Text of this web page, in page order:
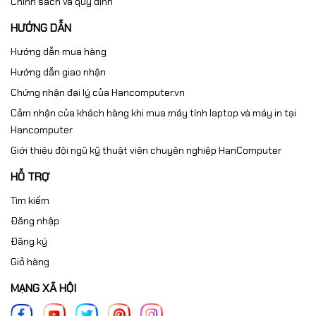
Dựng video chuyên nghiệp
Thiết kế gaming cao cấp
chuẩn ROG Strix
Asus ROG Strix X870-F GAMING WIFI sở hữu:
HƯỚNG DẪN
Hướng dẫn mua hàng
Hướng dẫn giao nhận
Chứng nhận đại lý của Hancomputer.vn
Cảm nhận của khách hàng khi mua máy tính laptop và máy in tại
Hancomputer
Giới thiệu đội ngũ kỹ thuật viên chuyên nghiệp HanComputer
HỖ TRỢ
Tìm kiếm
Đăng nhập
Đăng ký
Giỏ hàng
MẠNG XÃ HỘI